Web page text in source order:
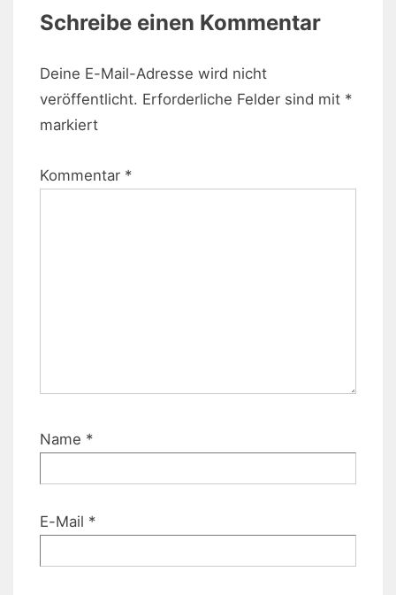
Schreibe einen Kommentar
Deine E-Mail-Adresse wird nicht
veröffentlicht. Erforderliche Felder sind mit *
markiert
Kommentar *
Name *
E-Mail *